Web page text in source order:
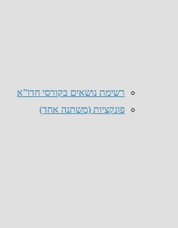
רשימת נושאים בקורסי חדו”א
פונקציות (משתנה אחד)